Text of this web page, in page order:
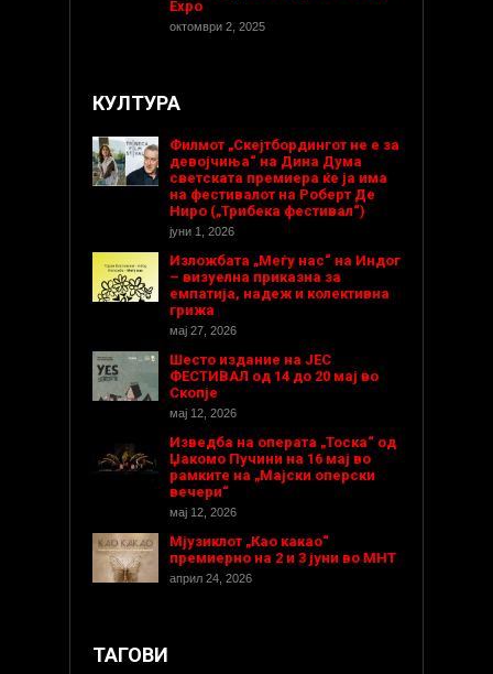
Expo
октомври 2, 2025
КУЛТУРА
Филмот „Скејтбордингот не е за
девојчиња“ на Дина Дума
светската премиера ќе ја има
на фестивалот на Роберт Де
Ниро („Трибека фестивал“)
јуни 1, 2026
Изложбата „Меѓу нас“ на Индог
– визуелна приказна за
емпатија, надеж и колективна
грижа
мај 27, 2026
Шесто издание на ЈЕС
ФЕСТИВАЛ од 14 до 20 мај во
Скопје
мај 12, 2026
Изведба на операта „Тоска“ од
Џакомо Пучини на 16 мај во
рамките на „Мајски оперски
вечери“
мај 12, 2026
Мјузиклот „Као какао“
премиерно на 2 и 3 јуни во МНТ
април 24, 2026
ТАГОВИ